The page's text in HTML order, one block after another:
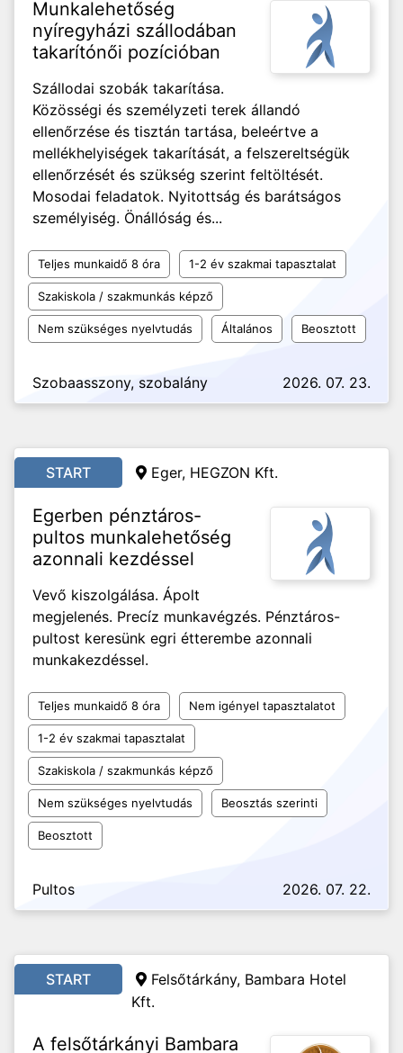
Munkalehetőség
nyíregyházi szállodában
takarítónői pozícióban
Szállodai szobák takarítása.
Közösségi és személyzeti terek állandó
ellenőrzése és tisztán tartása, beleértve a
mellékhelyiségek takarítását, a felszereltségük
ellenőrzését és szükség szerint feltöltését.
Mosodai feladatok. Nyitottság és barátságos
személyiség. Önállóság és...
Teljes munkaidő 8 óra 1-2 év szakmai tapasztalat
Szakiskola / szakmunkás képző
Nem szükséges nyelvtudás Általános Beosztott
Szobaasszony, szobalány 2026. 07. 23.
START Eger, HEGZON Kft.
Egerben pénztáros-
pultos munkalehetőség
azonnali kezdéssel
Vevő kiszolgálása. Ápolt
megjelenés. Precíz munkavégzés. Pénztáros-
pultost keresünk egri étterembe azonnali
munkakezdéssel.
Teljes munkaidő 8 óra Nem igényel tapasztalatot
1-2 év szakmai tapasztalat
Szakiskola / szakmunkás képző
Nem szükséges nyelvtudás Beosztás szerinti
Beosztott
Pultos 2026. 07. 22.
START
Felsőtárkány, Bambara Hotel
Kft.
A felsőtárkányi Bambara